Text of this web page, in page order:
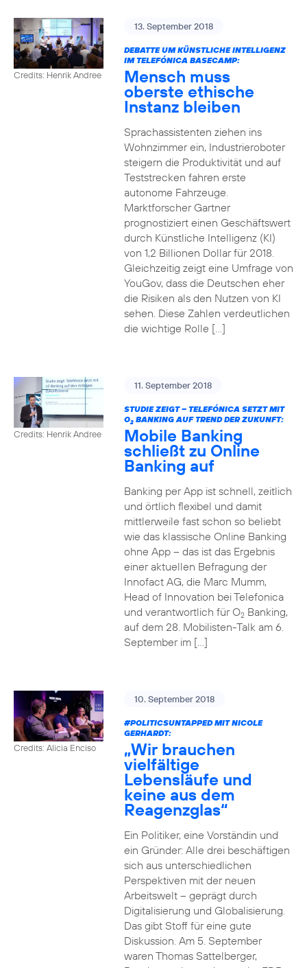
Credits: Henrik Andree
13. September 2018
DEBATTE UM KÜNSTLICHE INTELLIGENZ
IM TELEFÓNICA BASECAMP:
Mensch muss
oberste ethische
Instanz bleiben
Sprachassistenten ziehen ins
Wohnzimmer ein, Industrieroboter
steigern die Produktivität und auf
Teststrecken fahren erste
autonome Fahrzeuge.
Marktforscher Gartner
prognostiziert einen Geschäftswert
durch Künstliche Intelligenz (KI)
von 1,2 Billionen Dollar für 2018.
Gleichzeitig zeigt eine Umfrage von
YouGov, dass die Deutschen eher
die Risiken als den Nutzen von KI
sehen. Diese Zahlen verdeutlichen
die wichtige Rolle […]
Credits: Henrik Andree
11. September 2018
STUDIE ZEIGT – TELEFÓNICA SETZT MIT
O2BANKING AUF TREND DER ZUKUNFT:
Mobile Banking
schließt zu Online
Banking auf
Banking per App ist schnell, zeitlich
und örtlich flexibel und damit
mittlerweile fast schon so beliebt
wie das klassische Online Banking
ohne App – das ist das Ergebnis
einer aktuellen Befragung der
Innofact AG, die Marc Mumm,
Head of Innovation bei Telefonica
und verantwortlich für O2Banking,
auf dem 28. Mobilisten-Talk am 6.
September im […]
Credits: Alicia Enciso
10. September 2018
#POLITICSUNTAPPEDMIT NICOLE
GERHARDT:
„Wir brauchen
vielfältige
Lebensläufe und
keine aus dem
Reagenzglas“
Ein Politiker, eine Vorständin und
ein Gründer: Alle drei beschäftigen
sich aus unterschiedlichen
Perspektiven mit der neuen
Arbeitswelt – geprägt durch
Digitalisierung und Globalisierung.
Das gibt Stoff für eine gute
Diskussion. Am 5. September
waren Thomas Sattelberger,